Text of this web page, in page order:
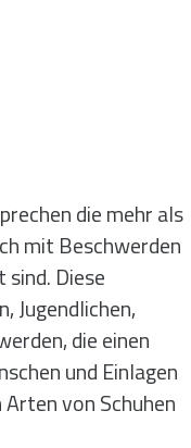
die mehr als
mit Beschwerden
Diese
Jugendlichen,
die einen
und Einlagen
von Schuhen